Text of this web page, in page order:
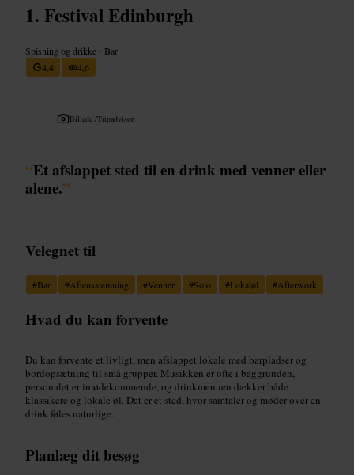
Festival Edinburgh
Spisning og drikke • Bar
4,4
4,6
Billede /Tripadvisor
“Et afslappet sted til en drink med venner eller
alene.”
Velegnet til
#Bar #Aftensstemning #Venner #Solo #Lokaløl #Afterwork
Hvad du kan forvente
Du kan forvente et livligt, men afslappet lokale med barpladser og
bordopsætning til små grupper. Musikken er ofte i baggrunden,
personalet er imødekommende, og drinkmenuen dækker både
klassikere og lokale øl. Det er et sted, hvor samtaler og møder over en
drink føles naturlige.
Planlæg dit besøg